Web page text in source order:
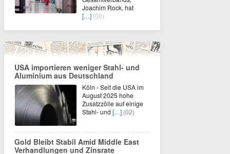
Joachim Rock, hat
[…] (00)
USA importieren weniger Stahl- und
Aluminium aus Deutschland
Köln - Seit die USA im
August 2025 hohe
Zusatzzölle auf einige
Stahl- und […] (02)
Gold Bleibt Stabil Amid Middle East
Verhandlungen und Zinsrate